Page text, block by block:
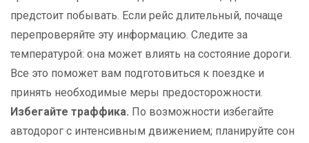
предстоит побывать. Если рейс длительный, почаще
перепроверяйте эту информацию. Следите за
температурой: она может влиять на состояние дороги.
Все это поможет вам подготовиться к поездке и
принять необходимые меры предосторожности.
Избегайте траффика. По возможности избегайте
автодорог с интенсивным движением; планируйте сон